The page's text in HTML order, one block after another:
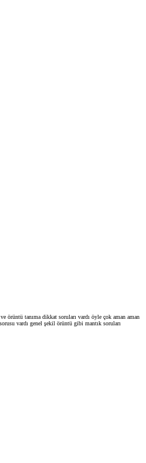
örüntü tanıma dikkat soruları vardı öyle çok aman aman
vardı genel şekil örüntü gibi mantık soruları